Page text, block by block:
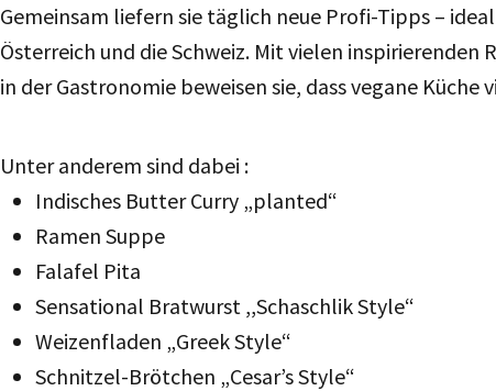
Gemeinsam liefern sie täglich neue Profi-Tipps –
Österreich und die Schweiz. Mit vielen inspirierenden
in der Gastronomie beweisen sie, dass vegane Küche
Unter anderem sind dabei :
Indisches Butter Curry „planted“
Ramen Suppe
Falafel Pita
Sensational Bratwurst ,,Schaschlik Style“
Weizenfladen „Greek Style“
Schnitzel-Brötchen „Cesar’s Style“